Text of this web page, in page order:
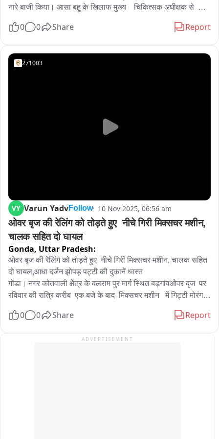
नारे बाजी किया। आसा बहू के खिलाफ मुख्य    चिकित्सक अधीक्षक से
प्रशव  के लिए अस्पताल   लेकर  आती है तो  उनके  द्वारा  अव्यवस्था
लिखी है।
0 0 Share Report
271003
VY Varun YadvFollow 10 Nov 2025, 06:56 am
ओवर बृज की रेलिंग को तोड़ते हुए  नीचे गिरी मिक्सचर मशीन,
चालक सहित दो घायल
Gonda, Uttar Pradesh:
ओवर बृज की रेलिंग को तोड़ते हुए  नीचे गिरी मिक्सचर मशीन, चालक सहित
दो घायल,आधा दर्जन झोपड़ पट्टी की दुकानें ध्वस्त
गोंडा। नगर कोतवाली क्षेत्र के बलराम पुर मार्ग स्थित बड़गांवओवर बृज  पर
रविवार की रात्रि करीब  एक बजे के बाद  मिक्सचर मशीन   में गिट्टी मोरंग
बचाने के चक्कर  में मिक्सचर मशीन अनियंत्रित होकर पुल के रेलिंग को
उस के नीचे दबकर ध्वस्त हो गया।
0 0 Share Report
ADVERTISEMENT